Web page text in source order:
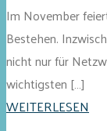
Im November
Bestehen.
nicht nur für
wichtigsten […]
WEITERLESEN